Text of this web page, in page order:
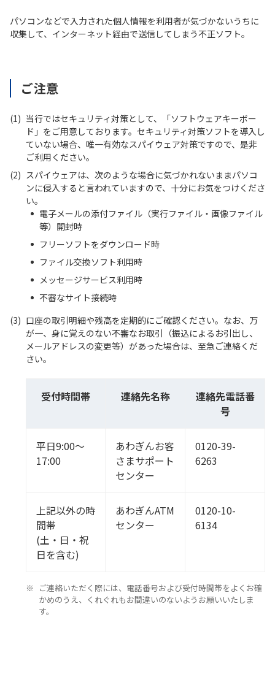
パソコンなどで入力された個人情報を利用者が気づかないうちに
収集して、インターネット経由で送信してしまう不正ソフト。
ご注意
(1) 当行ではセキュリティ対策として、「ソフトウェアキーボー
ド」をご用意しております。セキュリティ対策ソフトを導入し
ていない場合、唯一有効なスパイウェア対策ですので、是非
ご利用ください。
(2) スパイウェアは、次のような場合に気づかれないままパソコ
ンに侵入すると言われていますので、十分にお気をつけくださ
い。
電子メールの添付ファイル（実行ファイル・画像ファイル
等）開封時
フリーソフトをダウンロード時
ファイル交換ソフト利用時
メッセージサービス利用時
不審なサイト接続時
(3) 口座の取引明細や残高を定期的にご確認ください。なお、万
が一、身に覚えのない不審なお取引（振込によるお引出し、
メールアドレスの変更等）があった場合は、至急ご連絡くだ
さい。
受付時間帯 連絡先名称
連絡先電話番
号
平日9:00～
17:00
あわぎんお客
さまサポート
センター
0120-39-
6263
上記以外の時
間帯
(土・日・祝
日を含む)
あわぎんATM
センター
0120-10-
6134
ご連絡いただく際には、電話番号および受付時間帯をよくお確
かめのうえ、くれぐれもお間違いのないようお願いいたしま
す。